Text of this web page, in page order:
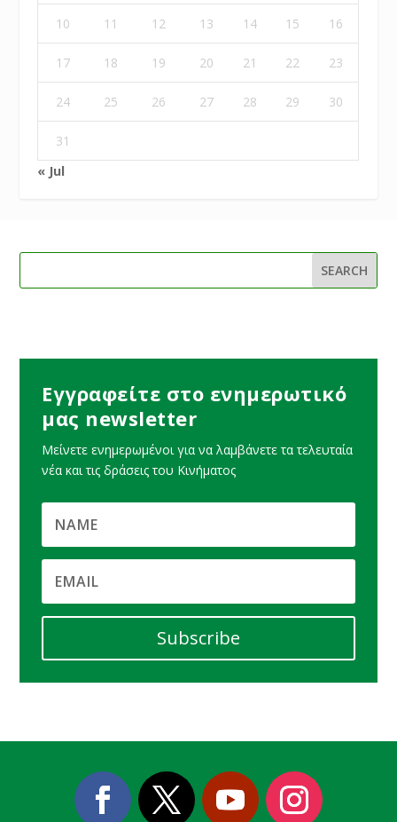
10 11 12 13 14 15 16
17 18 19 20 21 22 23
24 25 26 27 28 29 30
31
« Jul
Εγγραφείτε στο ενημερωτικό
μας newsletter
Μείνετε ενημερωμένοι για να λαμβάνετε τα τελευταία
νέα και τις δράσεις του Κινήματος
Subscribe